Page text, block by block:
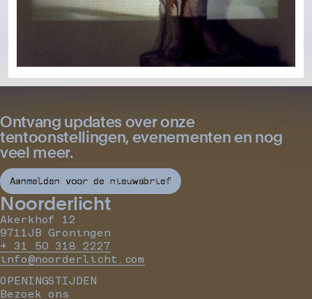
Ontvang updates over onze
tentoonstellingen, evenementen en nog
veel meer.
Aanmelden voor de nieuwsbrief
Noorderlicht
Akerkhof 12
9711JB Groningen
+ 31 50 318 2227
info@noorderlicht.com
OPENINGSTIJDEN
Bezoek ons